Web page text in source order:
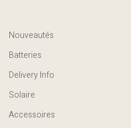
Nouveautés
Batteries
Delivery Info
Solaire
Accessoires